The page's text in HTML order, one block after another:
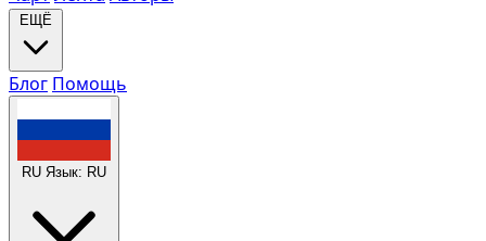
ЕЩЁ
Блог Помощь
RU Язык: RU